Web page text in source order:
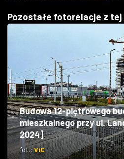
Pozostałe fotorelacje z
Budowa 12-piętrowego
mieszkalnego przy ul.
2024]
fot.:ViC